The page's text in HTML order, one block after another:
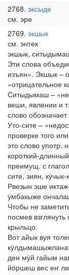
2768 эксыде
см. эре
2769 экшык
см. эҥгек
экшык,
Эти слова
изъян». Экшык –
«отрицательное
Ситыдымаш –
веши, явлении и
слово
Уто-сите –
проверке того
это слово употр.
короткий-
преимущ. с
сите, зиян,
Рвезын эше
ӱмбакыже
Чтобы не
посмев
крыльцо.
Вот айык вуя
ден мӱй гайым
йӧршеш вес еҥ